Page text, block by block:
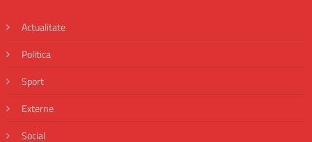
Actualitate
Politica
Sport
Externe
Social